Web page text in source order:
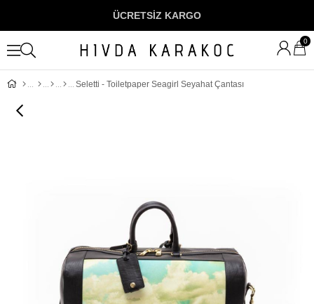
ÜCRETSİZ KARGO
0
Seletti - Toiletpaper Seagirl Seyahat Çantası